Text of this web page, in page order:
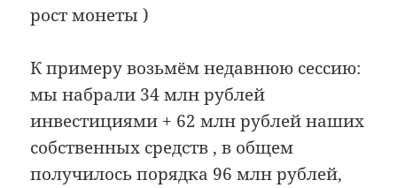
рост монеты )
К примеру возьмём недавнюю сессию:
мы набрали 34 млн рублей
инвестициями + 62 млн рублей наших
собственных средств , в общем
получилось порядка 96 млн рублей,